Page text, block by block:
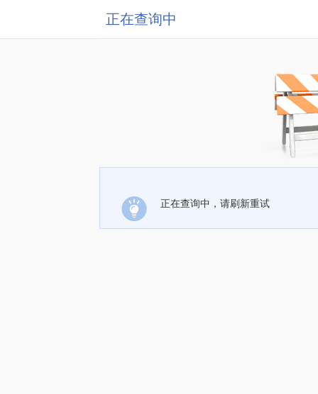
正在查询中
正在查询中，请刷新重试